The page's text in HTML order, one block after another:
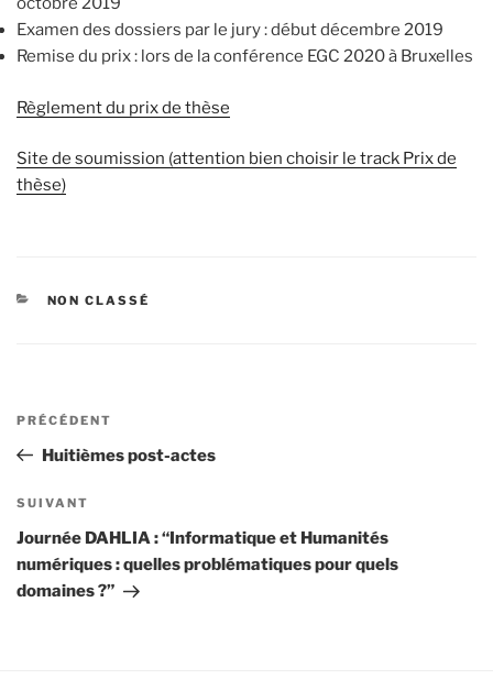
Examen des dossiers par le jury : début décembre 2019
Remise du prix : lors de la conférence EGC 2020 à Bruxelles
Règlement du prix de thèse
Site de soumission (attention bien choisir le track Prix de
thèse)
CATÉGORIES
NON CLASSÉ
Navigation
l’article
Article
précédent
PRÉCÉDENT
Huitièmes post-actes
Article
suivant
SUIVANT
Journée DAHLIA : “Informatique et Humanités
numériques : quelles problématiques pour quels
domaines ?”